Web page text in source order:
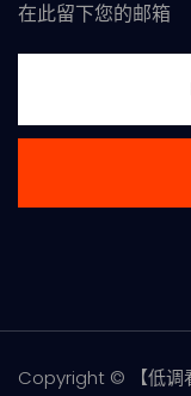
在此留下您的邮箱
Copyright © 【低调